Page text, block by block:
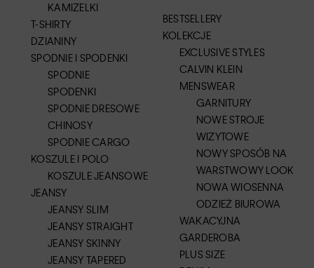
KAMIZELKI
T-SHIRTY
DZIANINY
SPODNIE I SPODENKI
SPODNIE
SPODENKI
SPODNIE DRESOWE
CHINOSY
SPODNIE CARGO
KOSZULE I POLO
KOSZULE JEANSOWE
JEANSY
JEANSY SLIM
JEANSY STRAIGHT
JEANSY SKINNY
JEANSY TAPERED
BESTSELLERY
KOLEKCJE
EXCLUSIVE STYLES
CALVIN KLEIN
MENSWEAR
GARNITURY
NOWE STROJE
WIZYTOWE
NOWY SPOSÓB NA
WARSTWOWY LOOK
NOWA WIOSENNA
ODZIEŻ BIUROWA
WAKACYJNA
GARDEROBA
PLUS SIZE